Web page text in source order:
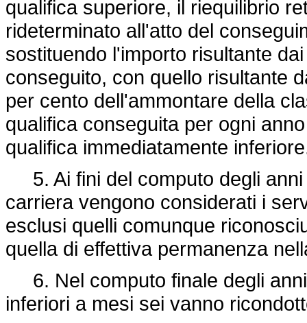
qualifica superiore, il riequilibrio
rideterminato all'atto del
sostituendo l'importo risultante
conseguito, con quello risultante
per cento dell'ammontare della
qualifica conseguita per ogni
qualifica immediatamente
5. Ai fini del computo degli anni
carriera vengono considerati i
esclusi quelli comunque
quella di effettiva permanenza
6. Nel computo finale degli
inferiori a mesi sei vanno